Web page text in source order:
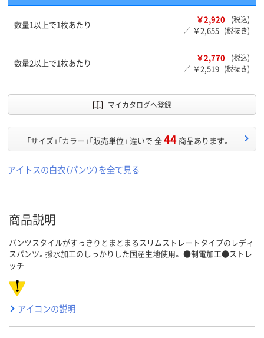
数量1以上で1枚あたり ￥2,920
(税込)
／ ￥2,655 (税抜き)
数量2以上で1枚あたり ￥2,770
(税込)
／ ￥2,519 (税抜き)
マイカタログへ登録
「サイズ」「カラー」「販売単位」 違いで 全44 商品あります。
アイトスの白衣（パンツ）を全て見る
商品説明
パンツスタイルがすっきりとまとまるスリムストレートタイプのレディ
スパンツ。撥水加工のしっかりした国産生地使用。 ●制電加工●ストレ
ッチ
アイコンの説明